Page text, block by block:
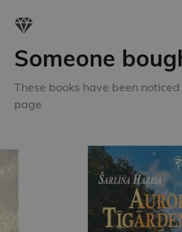
Someone
These books have been
page